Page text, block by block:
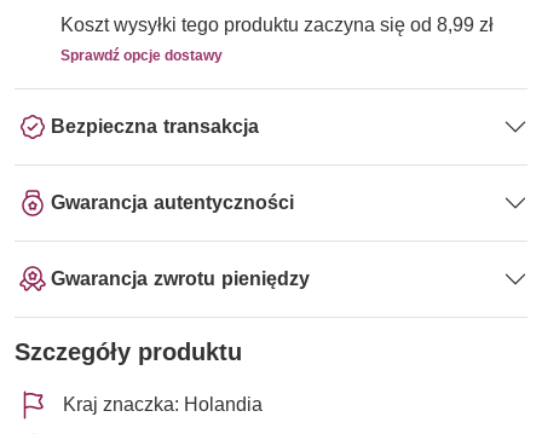
Koszt wysyłki tego produktu zaczyna się od 8,99 zł
Sprawdź opcje dostawy
Bezpieczna transakcja
Gwarancja autentyczności
Gwarancja zwrotu pieniędzy
Szczegóły produktu
Kraj znaczka: Holandia